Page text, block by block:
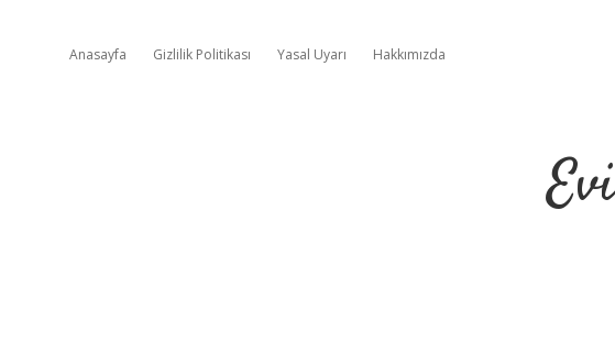
Anasayfa Gizlilik Politikası Yasal Uyarı Hakkımızda